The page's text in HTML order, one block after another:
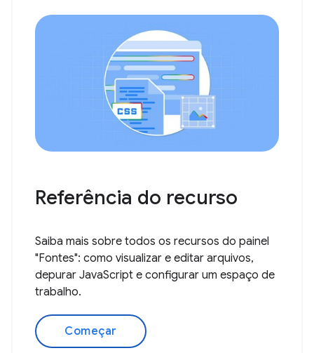
Referência do recurso
Saiba mais sobre todos os recursos do painel
"Fontes": como visualizar e editar arquivos,
depurar JavaScript e configurar um espaço de
trabalho.
Começar